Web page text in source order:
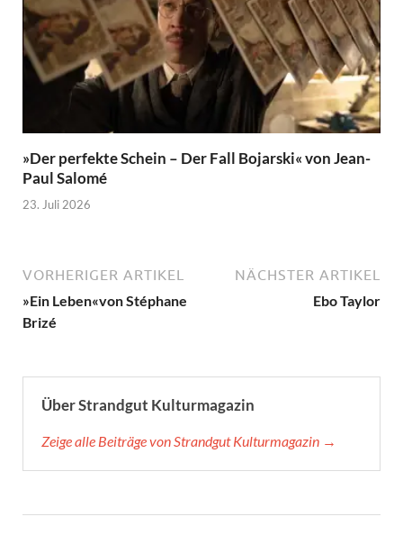
»Der perfekte Schein – Der Fall Bojarski« von Jean-
Paul Salomé
23. Juli 2026
VORHERIGER ARTIKEL
»Ein Leben«von Stéphane
Brizé
NÄCHSTER ARTIKEL
Ebo Taylor
Über Strandgut Kulturmagazin
Zeige alle Beiträge von Strandgut Kulturmagazin →